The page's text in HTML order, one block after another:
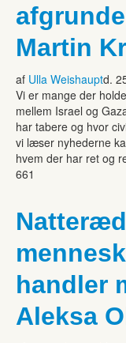
Martin
af Ulla Weishauptd.
Vi er mange der
mellem Israel og
har tabere og hvor
vi læser nyhederne
hvem der har ret og
661
handler
Aleksa